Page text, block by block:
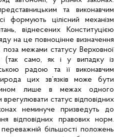
та виконавчим
формують цілісний механізм
віднесених Конституцією
на це повноцінне визначення
поза межами статусу Верховної
само, як і у випадку із
радою та її виконавчим
цих зв’язків може бути
лише в межах одного
статус відповідних
неминуче призведуть до
відповідних правових норм.
більшості положень